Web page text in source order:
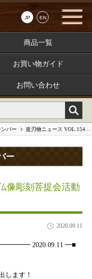
JP EN
商品一覧
お買い物ガイド
お問い合わせ
バー 道刃物ニュース VOL.154 仏像彫刻菩提会活動を再開いたしました。
ー
像彫刻菩提会活動
2020.09.11
2020.09.11 ━■
します！